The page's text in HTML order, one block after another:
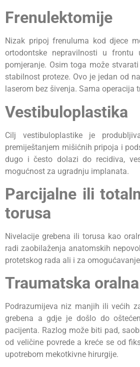
Frenulektomije
Nizak pripoj frenuluma kod djece
ortodontske nepravilnosti u
pomjeranje. Osim toga može
stabilnost proteze. Ovo je jedan od
laserom bez šivenja. Sama operacija
Vestibuloplastika
Cilj vestibuloplastike je
premiještanjem mišićnih pripoja i
dugo i često dolazi do recidiva,
mogućnost za ugradnju implanata.
Parcijalne ili
torusa
Nivelacije grebena ili torusa kao
radi zaobilaženja anatomskih
protetskog rada ali i za
Traumatska
Podrazumijeva niz manjih ili većih
grebena a gdje je došlo do
pacijenta. Razlog može biti pad,
od veličine povrede a kreće se od
upotrebom mekotkivne hirurgije.